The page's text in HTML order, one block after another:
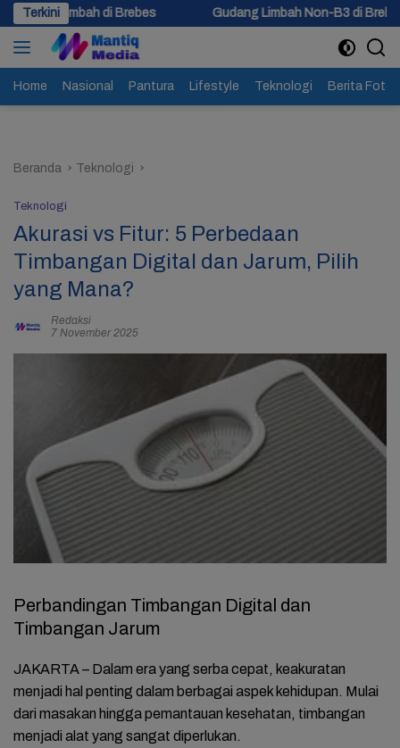
Langsung
ke
konten
Terkini
Brebes Gudang Limbah Non-B3 di Brebes Terbakar, 5 Jam
Home Nasional Pantura Lifestyle Teknologi Berita Foto
Beranda Teknologi
Teknologi
Akurasi vs Fitur: 5 Perbedaan
Timbangan Digital dan Jarum, Pilih
yang Mana?
Redaksi
7 November 2025
Perbandingan Timbangan Digital dan
Timbangan Jarum
JAKARTA – Dalam era yang serba cepat, keakuratan
menjadi hal penting dalam berbagai aspek kehidupan. Mulai
dari masakan hingga pemantauan kesehatan, timbangan
menjadi alat yang sangat diperlukan.